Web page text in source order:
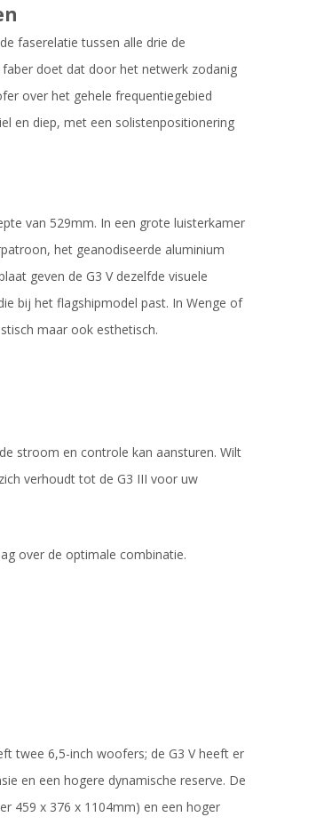
faserelatie tussen alle drie de
doet dat door het netwerk zodanig
over het gehele frequentiegebied
en diep, met een solistenpositionering
van 529mm. In een grote luisterkamer
het geanodiseerde aluminium
geven de G3 V dezelfde visuele
bij het flagshipmodel past. In Wenge of
maar ook esthetisch.
stroom en controle kan aansturen. Wilt
verhoudt tot de G3 III voor uw
over de optimale combinatie.
twee 6,5-inch woofers; de G3 V heeft er
en een hogere dynamische reserve. De
459 x 376 x 1104mm) en een hoger